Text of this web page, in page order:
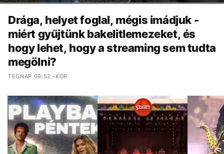
Drága, helyet foglal, mégis imádjuk -
miért gyűjtünk bakelitlemezeket, és
hogy lehet, hogy a streaming sem tudta
megölni?
TEGNAP 09:52 -KOR